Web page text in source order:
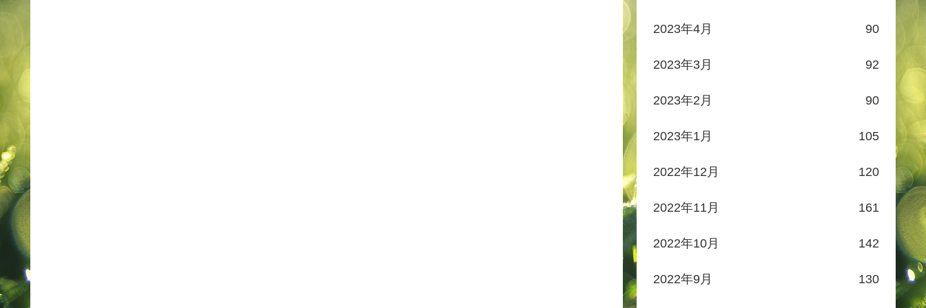
2023年4月 90
2023年3月 92
2023年2月 90
2023年1月 105
2022年12月 120
2022年11月 161
2022年10月 142
2022年9月 130